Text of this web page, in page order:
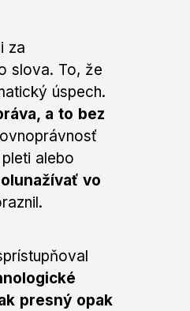
za
slova. To, že
úspech.
a to bez
alebo
vo
presný opak